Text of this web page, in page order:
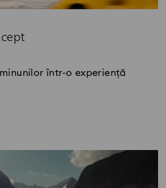
într-o experiență